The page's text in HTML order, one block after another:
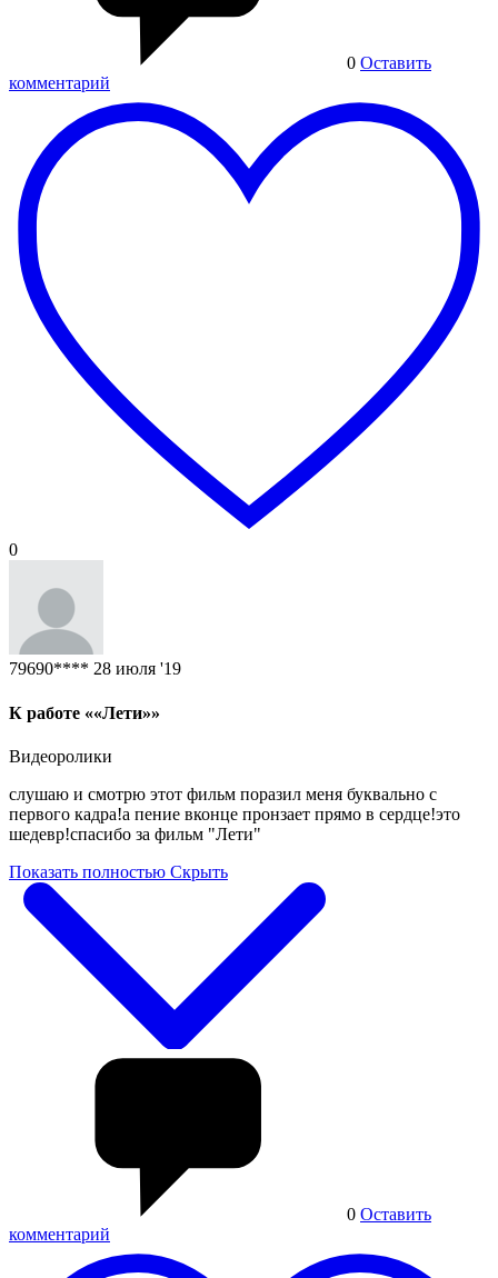
0 Оставить
комментарий
0
79690**** 28 июля '19
К работе ««Лети»»
Видеоролики
слушаю и смотрю этот фильм поразил меня буквально с
первого кадра!а пение вконце пронзает прямо в сердце!это
шедевр!спасибо за фильм "Лети"
Показать полностью Скрыть
0 Оставить
комментарий